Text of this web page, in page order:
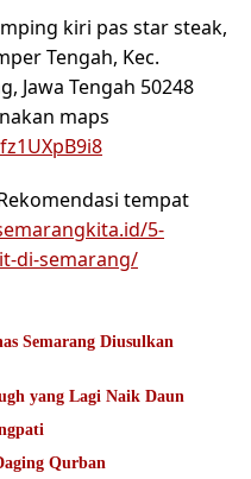
kiri pas star steak,
Tengah, Kec.
Jawa Tengah 50248
maps
tempat
5-
di-semarang/
Semarang Diusulkan
yang Lagi Naik Daun
Qurban